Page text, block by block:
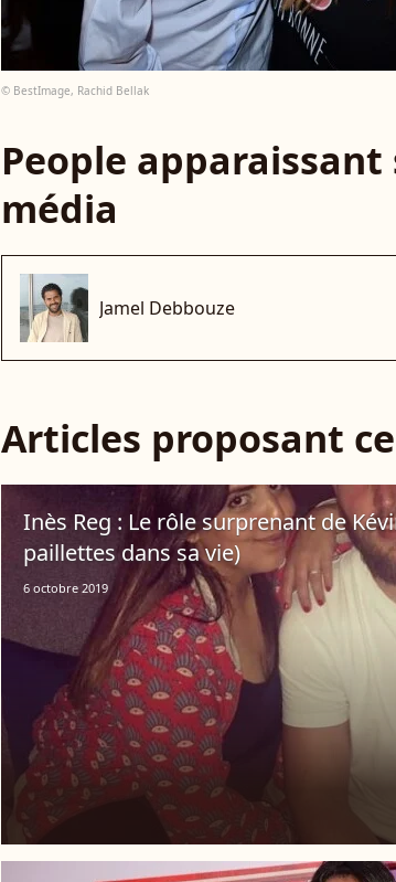
© BestImage, Rachid Bellak
People apparaissant
média
Jamel Debbouze
Articles proposant
Inès Reg : Le rôle surprenant de
paillettes dans sa vie)
6 octobre 2019